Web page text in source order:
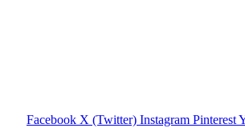
Facebook X (Twitter) Instagram Pinterest